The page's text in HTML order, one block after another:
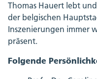
Thomas Hauert lebt
der belgischen
Inszenierungen immer
präsent.
Folgende